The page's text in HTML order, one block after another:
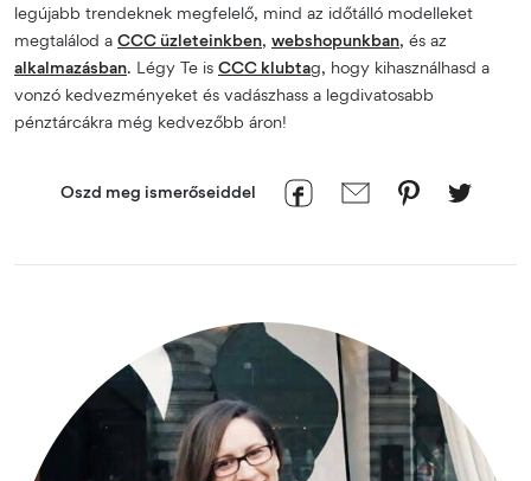
legújabb trendeknek megfelelő, mind az időtálló modelleket
megtalálod a CCC üzleteinkben, webshopunkban, és az
alkalmazásban. Légy Te is CCC klubtag, hogy kihasználhasd a
vonzó kedvezményeket és vadászhass a legdivatosabb
pénztárcákra még kedvezőbb áron!
Oszd meg ismerőseiddel